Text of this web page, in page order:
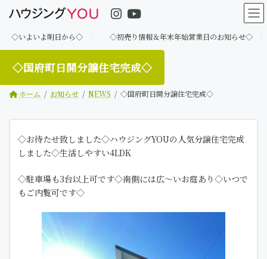
ツ
キ
シ
に
よ明日から◇ ◇初売り情報＆年末年始営業日のお知らせ◇ ◇建
◇国府町日開分譲住宅完成◇
ホーム お知らせ NEWS ◇国府町日開分譲住宅完成◇
◇お待たせ致しました◇ハウジングYOUの人気分譲住宅完成
しました◇生活しやすい4LDK
◇駐車場も3台以上可です◇南側には広～いお庭あり◇いつで
もご内覧可です◇